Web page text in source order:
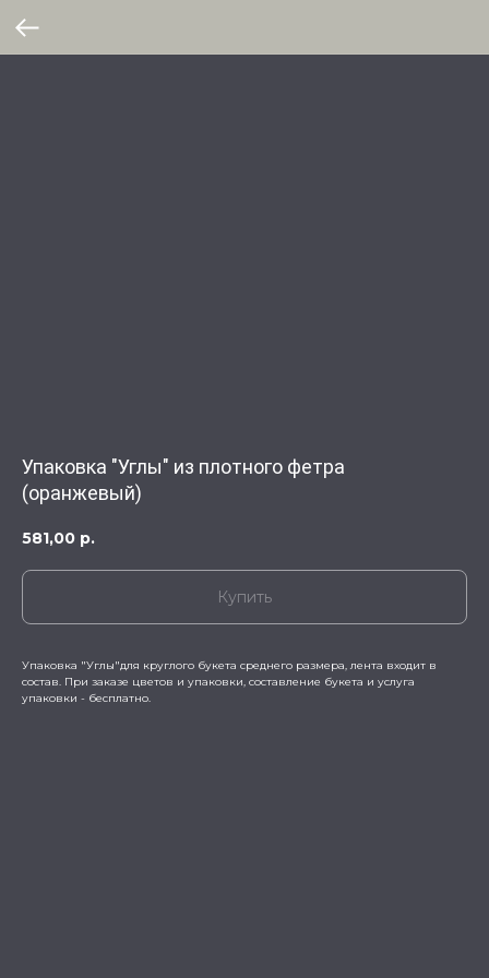
Упаковка "Углы" из плотного фетра
(оранжевый)
581,00 р.
Купить
Упаковка "Углы"для круглого букета среднего размера, лента входит в
состав. При заказе цветов и упаковки, составление букета и услуга
упаковки - бесплатно.